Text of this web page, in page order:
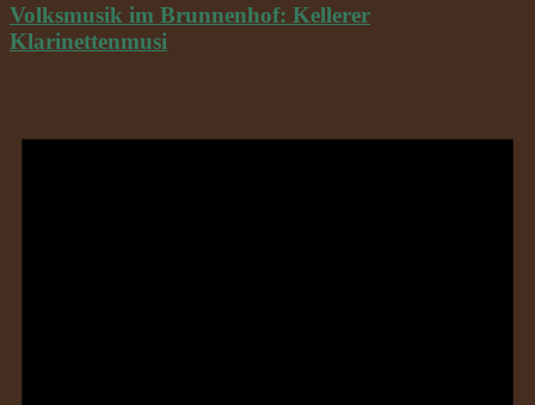
Volksmusik im Brunnenhof: Kellerer
Klarinettenmusi